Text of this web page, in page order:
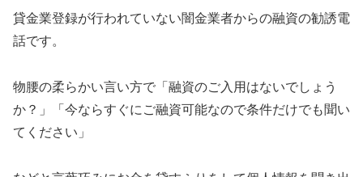
貸金業登録が行われていない闇金業者からの融資の勧誘電
話です。
物腰の柔らかい言い方で「融資のご入用はないでしょう
か？」「今ならすぐにご融資可能なので条件だけでも聞い
てください」